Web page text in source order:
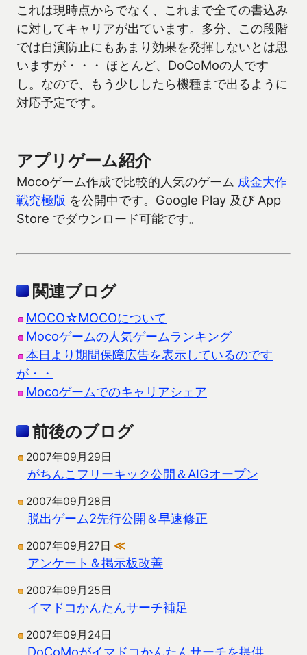
これは現時点からでなく、これまで全ての書込み
に対してキャリアが出ています。多分、この段階
では自演防止にもあまり効果を発揮しないとは思
いますが・・・ ほとんど、DoCoMoの人です
し。なので、もう少ししたら機種まで出るように
対応予定です。
アプリゲーム紹介
Mocoゲーム作成で比較的人気のゲーム 成金大作
戦究極版 を公開中です。Google Play 及び App
Store でダウンロード可能です。
関連ブログ
MOCO☆MOCOについて
Mocoゲームの人気ゲームランキング
本日より期間保障広告を表示しているのです
が・・
Mocoゲームでのキャリアシェア
前後のブログ
2007年09月29日
がちんこフリーキック公開＆AIGオープン
2007年09月28日
脱出ゲーム2先行公開＆早速修正
2007年09月27日 ≪
アンケート＆掲示板改善
2007年09月25日
イマドコかんたんサーチ補足
2007年09月24日
DoCoMoがイマドコかんたんサーチを提供